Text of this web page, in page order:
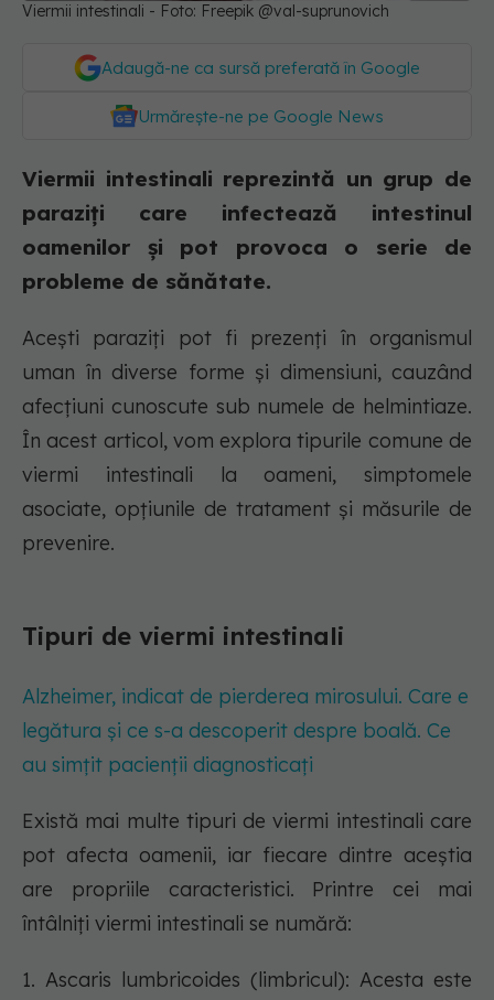
Viermii intestinali - Foto: Freepik @val-suprunovich
Adaugă-ne ca sursă preferată în Google
Urmărește-ne pe Google News
Viermii intestinali reprezintă un grup de
paraziți care infectează intestinul
oamenilor și pot provoca o serie de
probleme de sănătate.
Acești paraziți pot fi prezenți în organismul
uman în diverse forme și dimensiuni, cauzând
afecțiuni cunoscute sub numele de helmintiaze.
În acest articol, vom explora tipurile comune de
viermi intestinali la oameni, simptomele
asociate, opțiunile de tratament și măsurile de
prevenire.
Tipuri de viermi intestinali
Alzheimer, indicat de pierderea mirosului. Care e
legătura și ce s-a descoperit despre boală. Ce
au simțit pacienții diagnosticați
Există mai multe tipuri de viermi intestinali care
pot afecta oamenii, iar fiecare dintre aceștia
are propriile caracteristici. Printre cei mai
întâlniți viermi intestinali se numără:
1. Ascaris lumbricoides (limbricul): Acesta este